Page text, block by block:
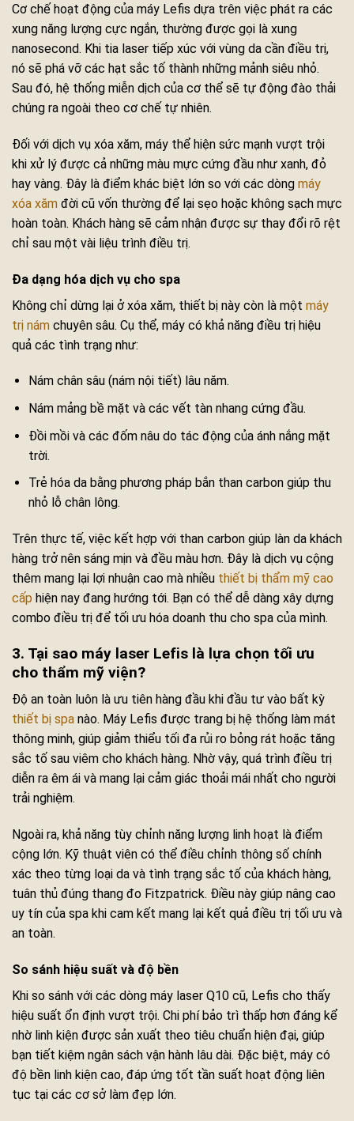
Cơ chế hoạt động của máy Lefis dựa trên việc phát ra các
xung năng lượng cực ngắn, thường được gọi là xung
nanosecond. Khi tia laser tiếp xúc với vùng da cần điều trị,
nó sẽ phá vỡ các hạt sắc tố thành những mảnh siêu nhỏ.
Sau đó, hệ thống miễn dịch của cơ thể sẽ tự động đào thải
chúng ra ngoài theo cơ chế tự nhiên.
Đối với dịch vụ xóa xăm, máy thể hiện sức mạnh vượt trội
khi xử lý được cả những màu mực cứng đầu như xanh, đỏ
hay vàng. Đây là điểm khác biệt lớn so với các dòng máy
xóa xăm đời cũ vốn thường để lại sẹo hoặc không sạch mực
hoàn toàn. Khách hàng sẽ cảm nhận được sự thay đổi rõ rệt
chỉ sau một vài liệu trình điều trị.
Đa dạng hóa dịch vụ cho spa
Không chỉ dừng lại ở xóa xăm, thiết bị này còn là một máy
trị nám chuyên sâu. Cụ thể, máy có khả năng điều trị hiệu
quả các tình trạng như:
Nám chân sâu (nám nội tiết) lâu năm.
Nám mảng bề mặt và các vết tàn nhang cứng đầu.
Đồi mồi và các đốm nâu do tác động của ánh nắng mặt
trời.
Trẻ hóa da bằng phương pháp bắn than carbon giúp thu
nhỏ lỗ chân lông.
Trên thực tế, việc kết hợp với than carbon giúp làn da khách
hàng trở nên sáng mịn và đều màu hơn. Đây là dịch vụ cộng
thêm mang lại lợi nhuận cao mà nhiều thiết bị thẩm mỹ cao
cấp hiện nay đang hướng tới. Bạn có thể dễ dàng xây dựng
combo điều trị để tối ưu hóa doanh thu cho spa của mình.
3. Tại sao máy laser Lefis là lựa chọn tối ưu
cho thẩm mỹ viện?
Độ an toàn luôn là ưu tiên hàng đầu khi đầu tư vào bất kỳ
thiết bị spa nào. Máy Lefis được trang bị hệ thống làm mát
thông minh, giúp giảm thiểu tối đa rủi ro bỏng rát hoặc tăng
sắc tố sau viêm cho khách hàng. Nhờ vậy, quá trình điều trị
diễn ra êm ái và mang lại cảm giác thoải mái nhất cho người
trải nghiệm.
Ngoài ra, khả năng tùy chỉnh năng lượng linh hoạt là điểm
cộng lớn. Kỹ thuật viên có thể điều chỉnh thông số chính
xác theo từng loại da và tình trạng sắc tố của khách hàng,
tuân thủ đúng thang đo Fitzpatrick. Điều này giúp nâng cao
uy tín của spa khi cam kết mang lại kết quả điều trị tối ưu và
an toàn.
So sánh hiệu suất và độ bền
Khi so sánh với các dòng máy laser Q10 cũ, Lefis cho thấy
hiệu suất ổn định vượt trội. Chi phí bảo trì thấp hơn đáng kể
nhờ linh kiện được sản xuất theo tiêu chuẩn hiện đại, giúp
bạn tiết kiệm ngân sách vận hành lâu dài. Đặc biệt, máy có
độ bền linh kiện cao, đáp ứng tốt tần suất hoạt động liên
tục tại các cơ sở làm đẹp lớn.